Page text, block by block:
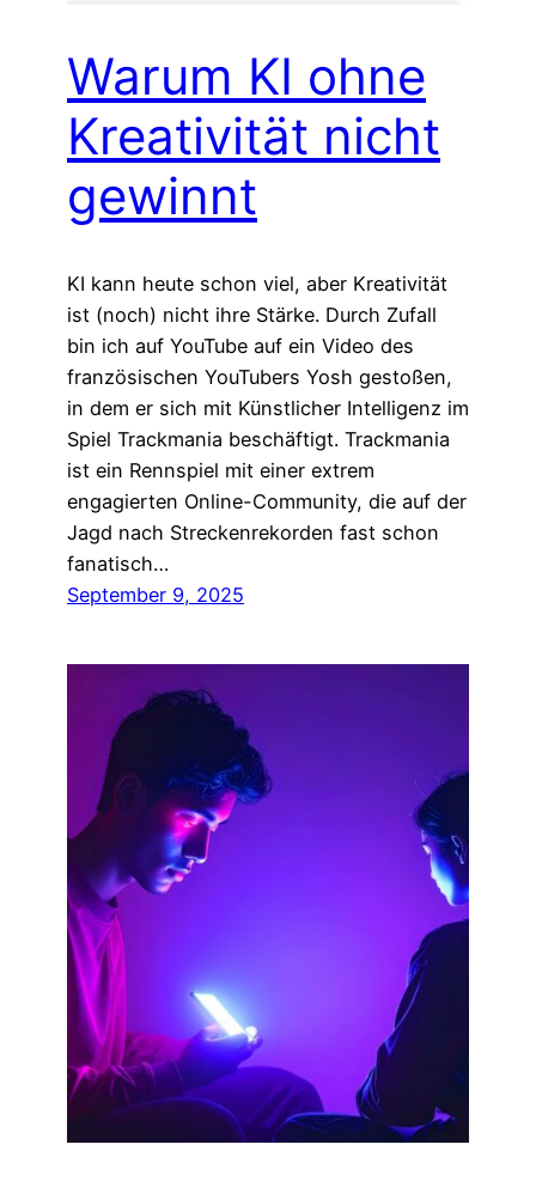
Warum KI ohne
Kreativität nicht
gewinnt
KI kann heute schon viel, aber Kreativität
ist (noch) nicht ihre Stärke. Durch Zufall
bin ich auf YouTube auf ein Video des
französischen YouTubers Yosh gestoßen,
in dem er sich mit Künstlicher Intelligenz im
Spiel Trackmania beschäftigt. Trackmania
ist ein Rennspiel mit einer extrem
engagierten Online-Community, die auf der
Jagd nach Streckenrekorden fast schon
fanatisch…
September 9, 2025